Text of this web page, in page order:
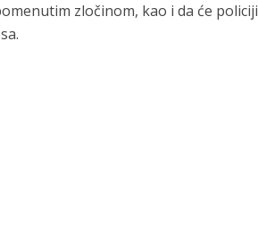
zločinom, kao i da će policiji